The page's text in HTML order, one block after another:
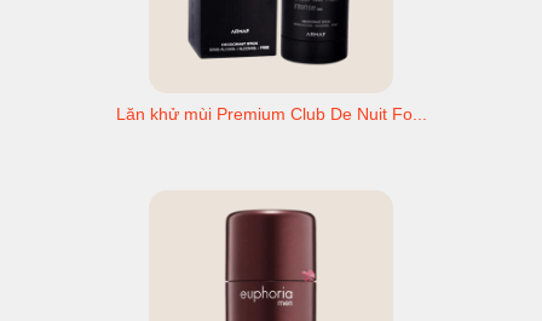
Lăn khử mùi Premium Club De Nuit Fo...